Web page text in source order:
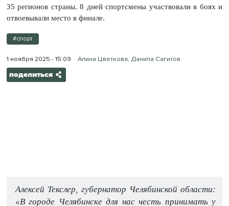
35 регионов страны. 8 дней спортсмены участвовали в боях и
отвоевывали место в финале.
#спорт
1 ноября 2025 - 15:09 Алина Цветкова, Данила Сагитов
поделиться
Алексей Текслер, губернатор Челябинской области:
«В городе Челябинске для нас честь принимать у